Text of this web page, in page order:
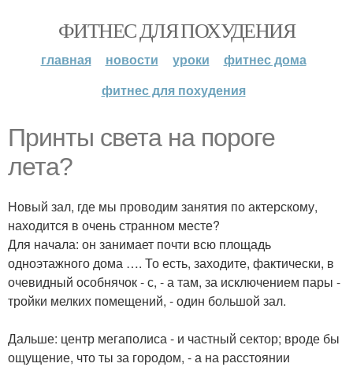
ФИТНЕС ДЛЯ ПОХУДЕНИЯ
главная новости уроки
фитнес дома
фитнес для похудения
Принты света на пороге
лета?
Новый зал, где мы проводим занятия по актерскому,
находится в очень странном месте?
Для начала: он занимает почти всю площадь
одноэтажного дома …. То есть, заходите, фактически, в
очевидный особнячок - с, - а там, за исключением пары -
тройки мелких помещений, - один большой зал.
Дальше: центр мегаполиса - и частный сектор; вроде бы
ощущение, что ты за городом, - а на расстоянии